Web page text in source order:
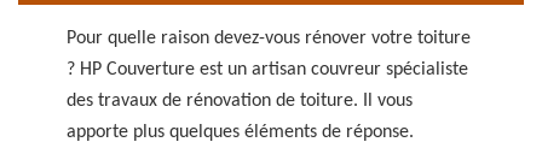
Pour quelle raison devez-vous rénover votre toiture
? HP Couverture est un artisan couvreur spécialiste
des travaux de rénovation de toiture. Il vous
apporte plus quelques éléments de réponse.